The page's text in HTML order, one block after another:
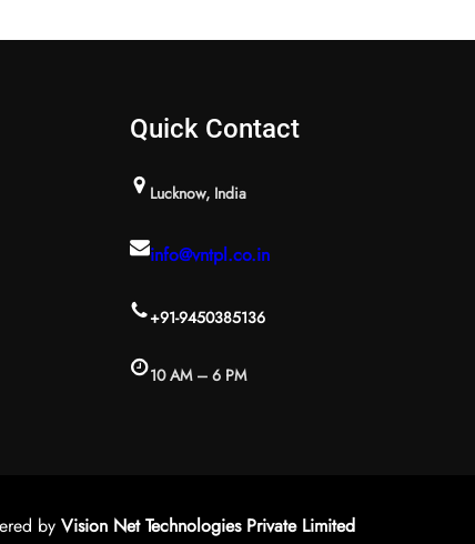
Quick Contact
Lucknow, India
info@vntpl.co.in
+91-9450385136
10 AM – 6 PM
by Vision Net Technologies Private Limited